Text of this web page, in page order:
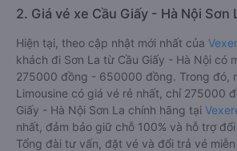
2. Giá vé xe Cầu Giấy - Hà Nội Sơn
Hiện tại, theo cập nhật mới nhất của
khách đi Sơn La từ Cầu Giấy - Hà Nội có
275000 đồng - 650000 đồng. Trong đó,
Limousine có giá vé rẻ nhất, chỉ 275000
Giấy - Hà Nội Sơn La chính hãng tại
nhất, đảm bảo giữ chỗ 100% và hỗ trợ
Tổng đài tư vấn, đặt vé và đổi trả vé